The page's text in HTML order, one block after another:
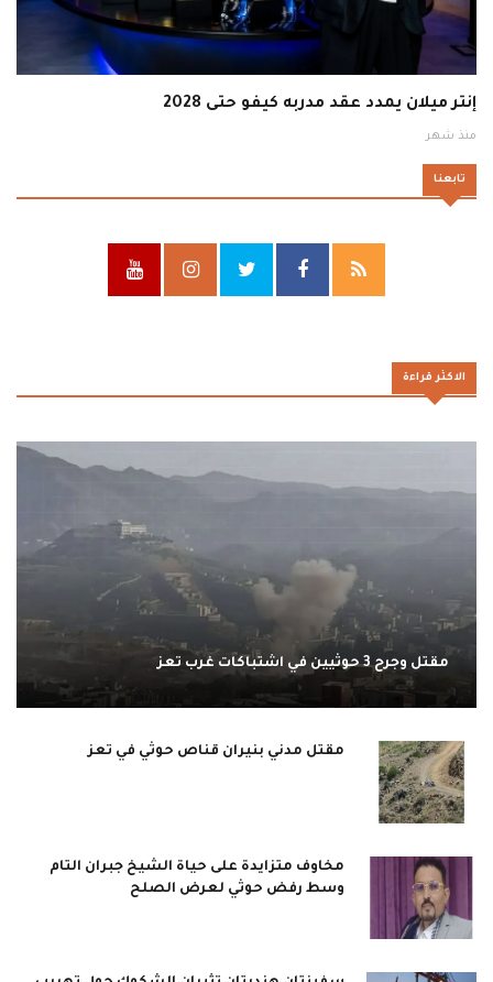
إنتر ميلان يمدد عقد مدربه كيفو حتى 2028
منذ شهر
تابعنا
الاكثر قراءة
مقتل وجرح 3 حوثيين في اشتباكات غرب تعز
مقتل مدني بنيران قناص حوثي في تعز
مخاوف متزايدة على حياة الشيخ جبران التام
وسط رفض حوثي لعرض الصلح